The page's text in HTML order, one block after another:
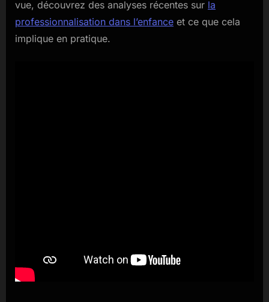
vue, découvrez des analyses récentes sur la
professionnalisation dans l’enfance et ce que cela
implique en pratique.